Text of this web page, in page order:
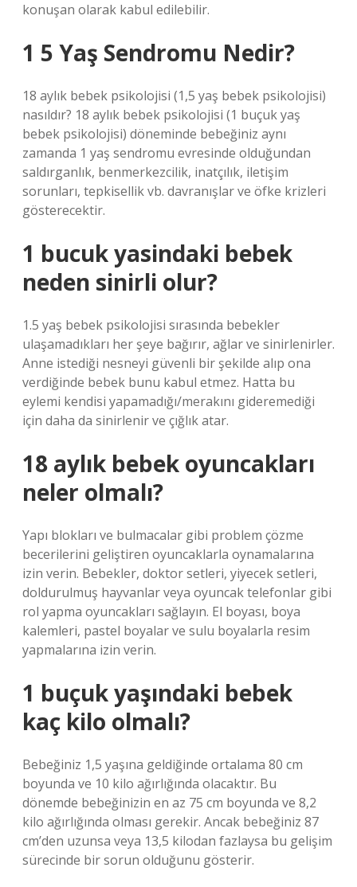
konuşan olarak kabul edilebilir.
1 5 Yaş Sendromu Nedir?
18 aylık bebek psikolojisi (1,5 yaş bebek psikolojisi)
nasıldır? 18 aylık bebek psikolojisi (1 buçuk yaş
bebek psikolojisi) döneminde bebeğiniz aynı
zamanda 1 yaş sendromu evresinde olduğundan
saldırganlık, benmerkezcilik, inatçılık, iletişim
sorunları, tepkisellik vb. davranışlar ve öfke krizleri
gösterecektir.
1 bucuk yasindaki bebek
neden sinirli olur?
1.5 yaş bebek psikolojisi sırasında bebekler
ulaşamadıkları her şeye bağırır, ağlar ve sinirlenirler.
Anne istediği nesneyi güvenli bir şekilde alıp ona
verdiğinde bebek bunu kabul etmez. Hatta bu
eylemi kendisi yapamadığı/merakını gideremediği
için daha da sinirlenir ve çığlık atar.
18 aylık bebek oyuncakları
neler olmalı?
Yapı blokları ve bulmacalar gibi problem çözme
becerilerini geliştiren oyuncaklarla oynamalarına
izin verin. Bebekler, doktor setleri, yiyecek setleri,
doldurulmuş hayvanlar veya oyuncak telefonlar gibi
rol yapma oyuncakları sağlayın. El boyası, boya
kalemleri, pastel boyalar ve sulu boyalarla resim
yapmalarına izin verin.
1 buçuk yaşındaki bebek
kaç kilo olmalı?
Bebeğiniz 1,5 yaşına geldiğinde ortalama 80 cm
boyunda ve 10 kilo ağırlığında olacaktır. Bu
dönemde bebeğinizin en az 75 cm boyunda ve 8,2
kilo ağırlığında olması gerekir. Ancak bebeğiniz 87
cm’den uzunsa veya 13,5 kilodan fazlaysa bu gelişim
sürecinde bir sorun olduğunu gösterir.